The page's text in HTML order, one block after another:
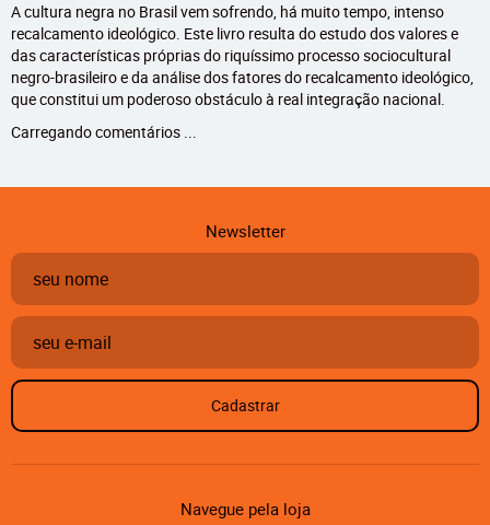
A cultura negra no Brasil vem sofrendo, há muito tempo, intenso
recalcamento ideológico. Este livro resulta do estudo dos valores e
das características próprias do riquíssimo processo sociocultural
negro-brasileiro e da análise dos fatores do recalcamento ideológico,
que constitui um poderoso obstáculo à real integração nacional.
Carregando comentários ...
Newsletter
Cadastrar
Navegue pela loja